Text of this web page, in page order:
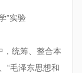
”实验
，统筹、整合本
“毛泽东思想和